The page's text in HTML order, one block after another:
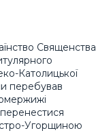
Священства
Католицької
перебував
Угорщиною